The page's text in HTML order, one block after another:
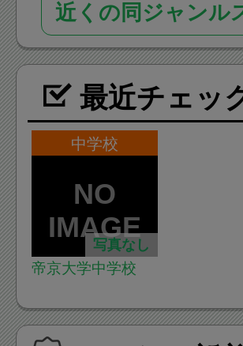
近くの同ジャンル
最近チェッ
中学校
写真なし
帝京大学中学校